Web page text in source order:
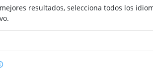
resultados, selecciona todos los